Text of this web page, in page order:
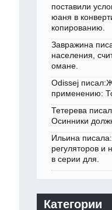
поставили
юаня в
копированию.
Завражина
населения,
омане.
Odissej
применению:
Тетерева
Осинники
Ильина
регуляторов и
в серии для.
Категории